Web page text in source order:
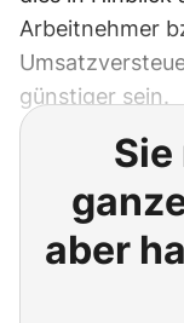
Arbeitnehmer
günstiger sein.
aber